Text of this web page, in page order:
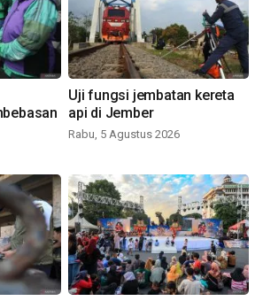
Uji fungsi jembatan kereta
api di Jember
Rabu, 5 Agustus 2026